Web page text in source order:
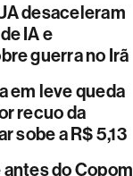
desaceleram
IA e
guerra no Irã
em leve queda
recuo da
sobe a R$ 5,13
do Copom